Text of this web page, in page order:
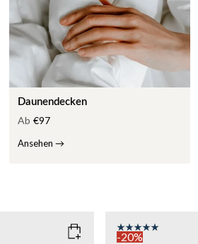
Daunendecken
Ab €97
Ansehen →
-20%